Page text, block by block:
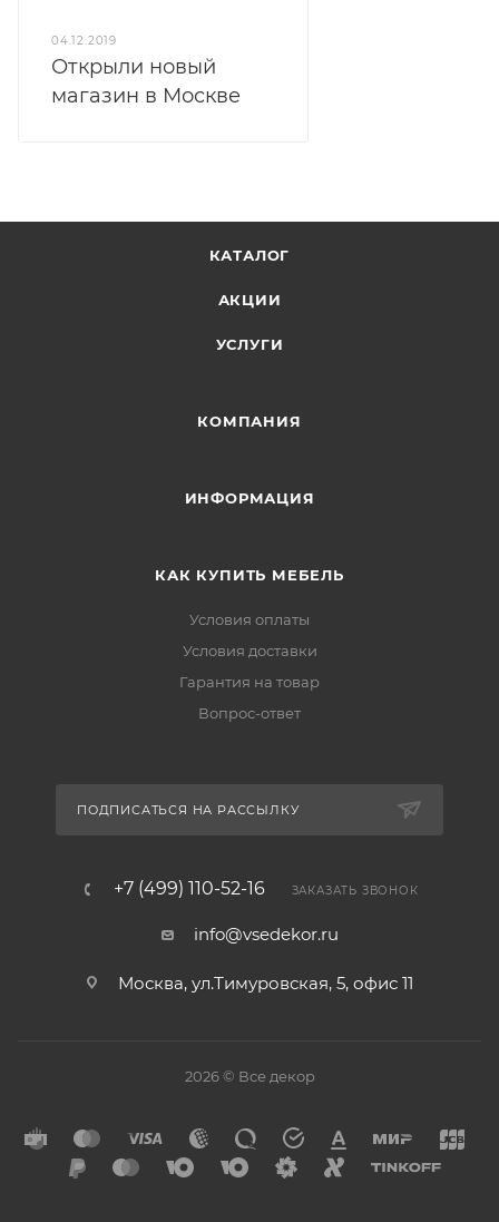
04.12.2019
Открыли новый
магазин в Москве
КАТАЛОГ
АКЦИИ
УСЛУГИ
КОМПАНИЯ
ИНФОРМАЦИЯ
КАК КУПИТЬ МЕБЕЛЬ
Условия оплаты
Условия доставки
Гарантия на товар
Вопрос-ответ
ПОДПИСАТЬСЯ НА РАССЫЛКУ
+7 (499) 110-52-16 ЗАКАЗАТЬ ЗВОНОК
info@vsedekor.ru
Москва, ул.Тимуровская, 5, офис 11
2026 © Все декор